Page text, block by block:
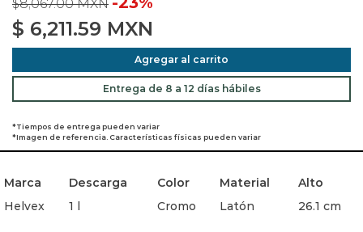
$8,067.00 MXN
$ 6,211.59 MXN
Agregar al carrito
Entrega de 8 a 12 días hábiles
*Tiempos de entrega pueden variar
*Imagen de referencia. Características físicas pueden variar
Marca Descarga Color Material
Alto
Helvex
1 l Cromo Latón 26.1 cm